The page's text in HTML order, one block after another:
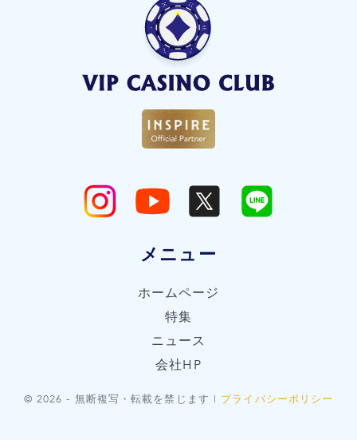
メニュー
ホームページ
特集
ニュース
会社HP
© 2026 - 無断複写・転載を禁じます | プライバシーポリシー